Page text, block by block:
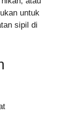
untuk
sipil di